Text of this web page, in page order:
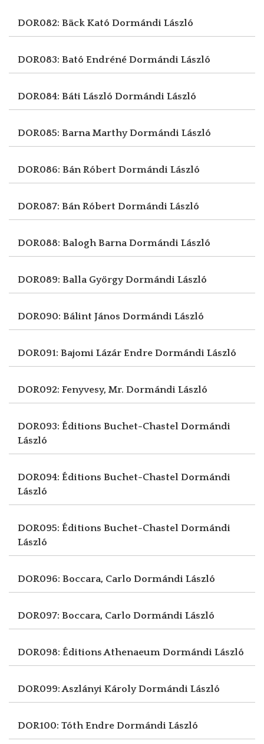
DOR082: Bäck Kató Dormándi László
DOR083: Bató Endréné Dormándi László
DOR084: Báti László Dormándi László
DOR085: Barna MarthyDormándi László
DOR086: Bán Róbert Dormándi László
DOR087: Bán Róbert Dormándi László
DOR088: Balogh BarnaDormándi László
DOR089: Balla GyörgyDormándi László
DOR090: Bálint János Dormándi László
DOR091: Bajomi Lázár Endre Dormándi László
DOR092: Fenyvesy, Mr. Dormándi László
DOR093: Éditions Buchet-Chastel Dormándi
László
DOR094: Éditions Buchet-Chastel Dormándi
László
DOR095: Éditions Buchet-Chastel Dormándi
László
DOR096: Boccara, Carlo Dormándi László
DOR097: Boccara, Carlo Dormándi László
DOR098: Éditions Athenaeum Dormándi László
DOR099: Aszlányi KárolyDormándi László
DOR100: Tóth Endre Dormándi László